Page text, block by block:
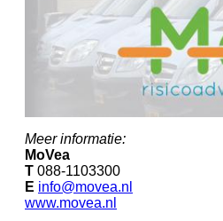
Meer informatie:
MoVea
T 088-1103300
E info@movea.nl
www.movea.nl